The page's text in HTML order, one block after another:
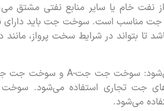
خام یا سایر منابع نفتی مشتق
مناسب است. سوخت جت باید دارای
تا بتواند در شرایط سخت پرواز،
می‌شود.